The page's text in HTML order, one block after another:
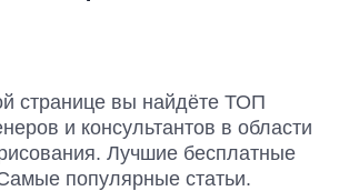
странице вы найдёте ТОП
и консультантов в области
Лучшие бесплатные
популярные статьи.